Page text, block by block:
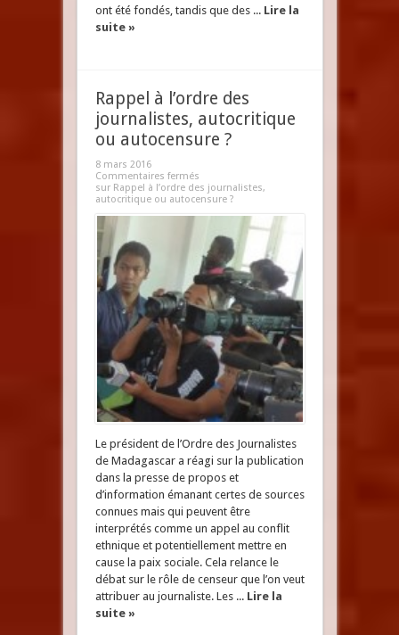
ont été fondés, tandis que des ... Lire la
suite »
Rappel à l’ordre des
journalistes, autocritique
ou autocensure ?
8 mars 2016
Commentaires fermés
sur Rappel à l’ordre des journalistes,
autocritique ou autocensure ?
Le président de l’Ordre des Journalistes
de Madagascar a réagi sur la publication
dans la presse de propos et
d’information émanant certes de sources
connues mais qui peuvent être
interprétés comme un appel au conflit
ethnique et potentiellement mettre en
cause la paix sociale. Cela relance le
débat sur le rôle de censeur que l’on veut
attribuer au journaliste. Les ... Lire la
suite »